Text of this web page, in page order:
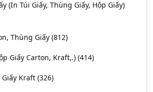
(In Túi Giấy, Thùng Giấy, Hộp Giấy)
Thùng Giấy (812)
Giấy Carton, Kraft,.) (414)
Giấy Kraft (326)